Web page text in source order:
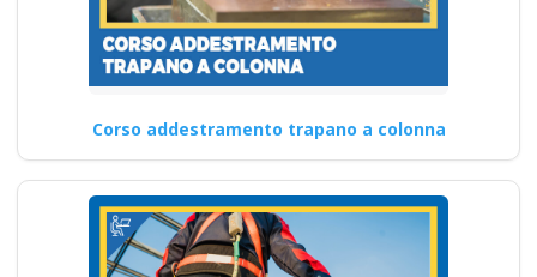
Corso addestramento trapano a colonna